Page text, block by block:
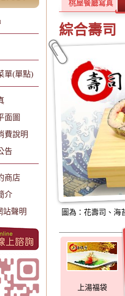
單(單點)
面圖
費說明
告
商店
介
站聲明
桃屋餐廳寫真
綜合壽司
圖為：花壽司、海
上湯福袋